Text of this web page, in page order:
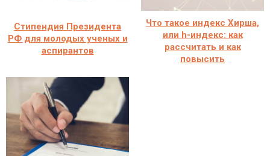
Стипендия Президента
РФ для молодых ученых и
аспирантов
Что такое индекс Хирша,
или h-индекс: как
рассчитать и как
повысить